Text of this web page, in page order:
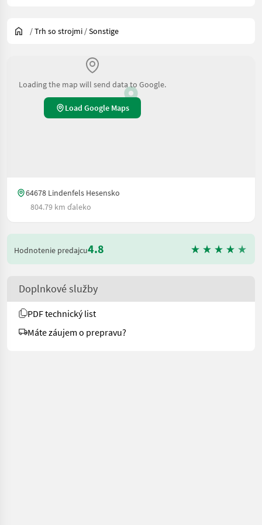
/Trh so strojmi /Sonstige
Loading the map will send data to Google.
Load Google Maps
64678 Lindenfels Hesensko
804.79 km ďaleko
Hodnotenie predajcu4.8
Doplnkové služby
PDF technický list
Máte záujem o prepravu?